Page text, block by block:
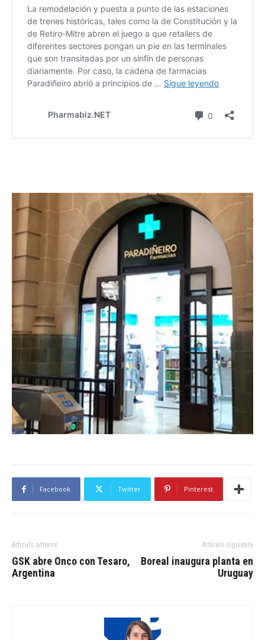
Facebook Twitter Pinterest
Artículo anterior
GSK abre Onco con Tesaro,
Argentina
Artículo siguiente
Boreal inaugura planta en
Uruguay